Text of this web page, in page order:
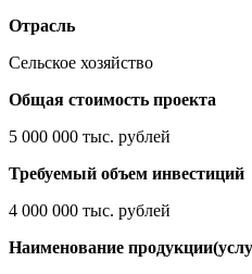
Отрасль
Сельское хозяйство
Общая стоимость проекта
5 000 000 тыс. рублей
Требуемый объем инвестиций
4 000 000 тыс. рублей
Наименование